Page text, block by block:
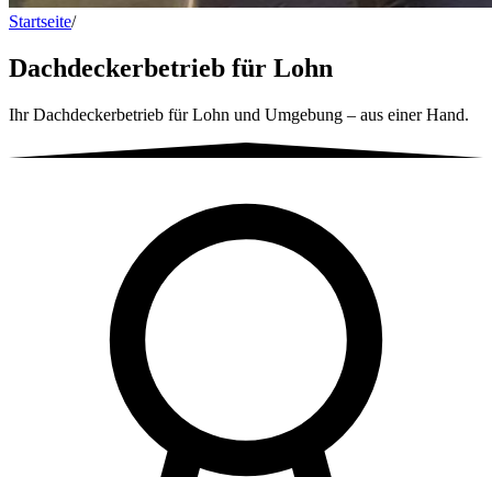
Startseite/Dachdeckerbetrieb für Lohn
Dachdeckerbetrieb für Lohn
Ihr Dachdeckerbetrieb für Lohn und Umgebung – aus einer Hand.